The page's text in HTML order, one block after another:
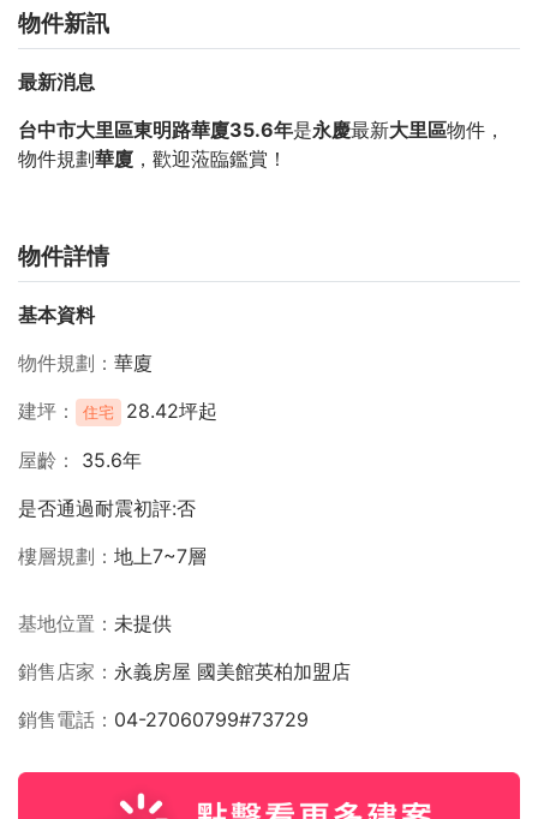
物件新訊
最新消息
台中市大里區東明路華廈35.6年是永慶最新大里區物件，
物件規劃華廈 ，歡迎蒞臨鑑賞！
物件詳情
基本資料
物件規劃
華廈
建坪
住宅 28.42坪起
屋齡
35.6年
是否通過耐震初評:否
樓層規劃
地上7~7層
基地位置
未提供
銷售店家
永義房屋 國美館英柏加盟店
銷售電話
04-27060799#73729